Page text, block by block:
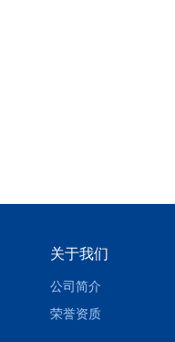
关于我们
公司简介
荣誉资质